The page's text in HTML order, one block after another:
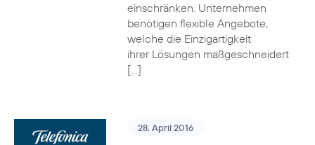
einschränken. Unternehmen
benötigen flexible Angebote,
welche die Einzigartigkeit
ihrer Lösungen maßgeschneidert
[…]
28. April 2016